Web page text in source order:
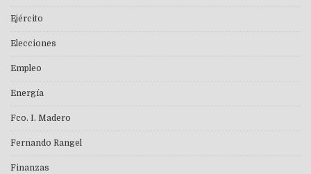
Ejército
Elecciones
Empleo
Energía
Fco. I. Madero
Fernando Rangel
Finanzas